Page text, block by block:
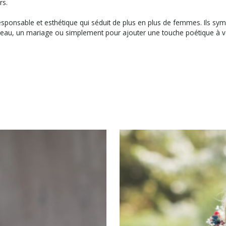
et esthétique qui séduit de plus en plus de femmes. Ils
un mariage ou simplement pour ajouter une touche poétique à